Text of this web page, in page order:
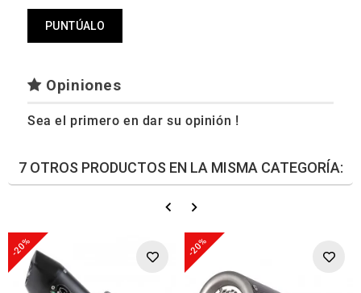
PUNTÚALO
Opiniones
Sea el primero en dar su opinión !
7 OTROS PRODUCTOS EN LA MISMA CATEGORÍA:
-20% -20%